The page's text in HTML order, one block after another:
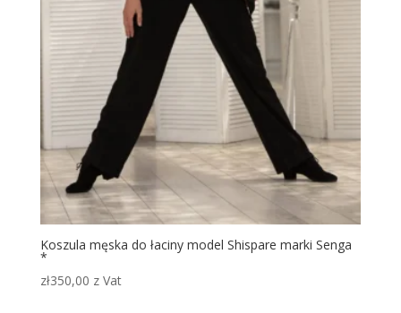
Koszula męska do łaciny model Shispare marki Senga
*
zł350,00 z Vat